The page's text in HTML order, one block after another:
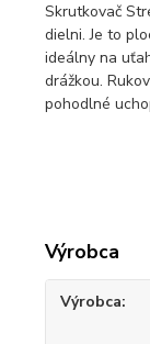
Skrutkovač
dielni. Je to
ideálny na
drážkou.
pohodlné
Výrobca
Výrobca